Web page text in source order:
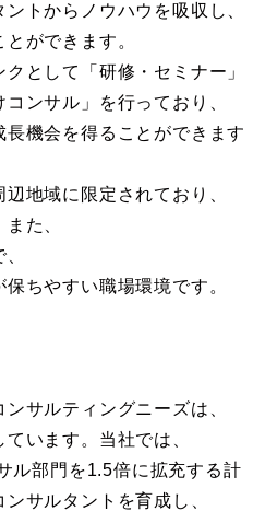
トからノウハウを吸収し、
ができます。
として「研修・セミナー」
ンサル」を行っており、
機会を得ることができます
地域に限定されており、
た、
ちやすい職場環境です。
サルティングニーズは、
います。当社では、
ル部門を1.5倍に拡充する計
サルタントを育成し、